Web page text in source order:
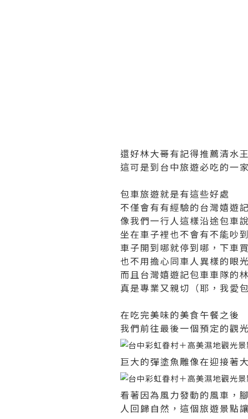
還好林大哥有記得推薦清水
這可是到台中旅遊必吃的一
包車旅遊就是有這些好處
不僅會有有經驗的台灣嬉遊
像我們一行人這樣沿途包車
坐在車子裡也不會有不能吵
車子開到哪就停到哪，下車
也不用擔心同車人異樣的眼光
而且台灣嬉遊記包車車隊的
真是專業又親切（耶，我愛包
在吃完美味的美食午餐之後
我們前往最後一個預定的觀
巨大的彈塗魚雕像在迎接著
看著因為風力發動的風車，
人回歸自然，這個旅遊景點